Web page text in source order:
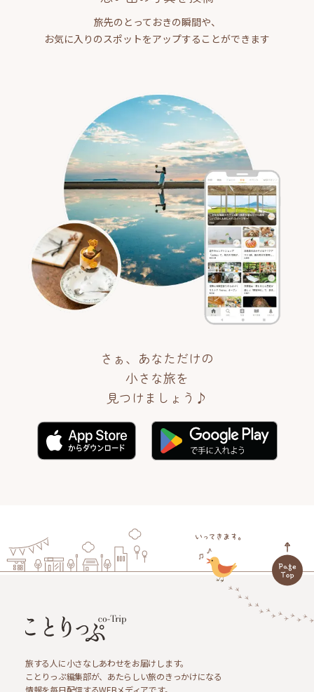
旅先のとっておきの瞬間や、
お気に入りのスポットをアップすることができます
さぁ、あなただけの
小さな旅を
見つけましょう♪
旅する人に小さなしあわせをお届けします。
ことりっぷ編集部が、あたらしい旅のきっかけになる
情報を毎日配信するWEBメディアです。